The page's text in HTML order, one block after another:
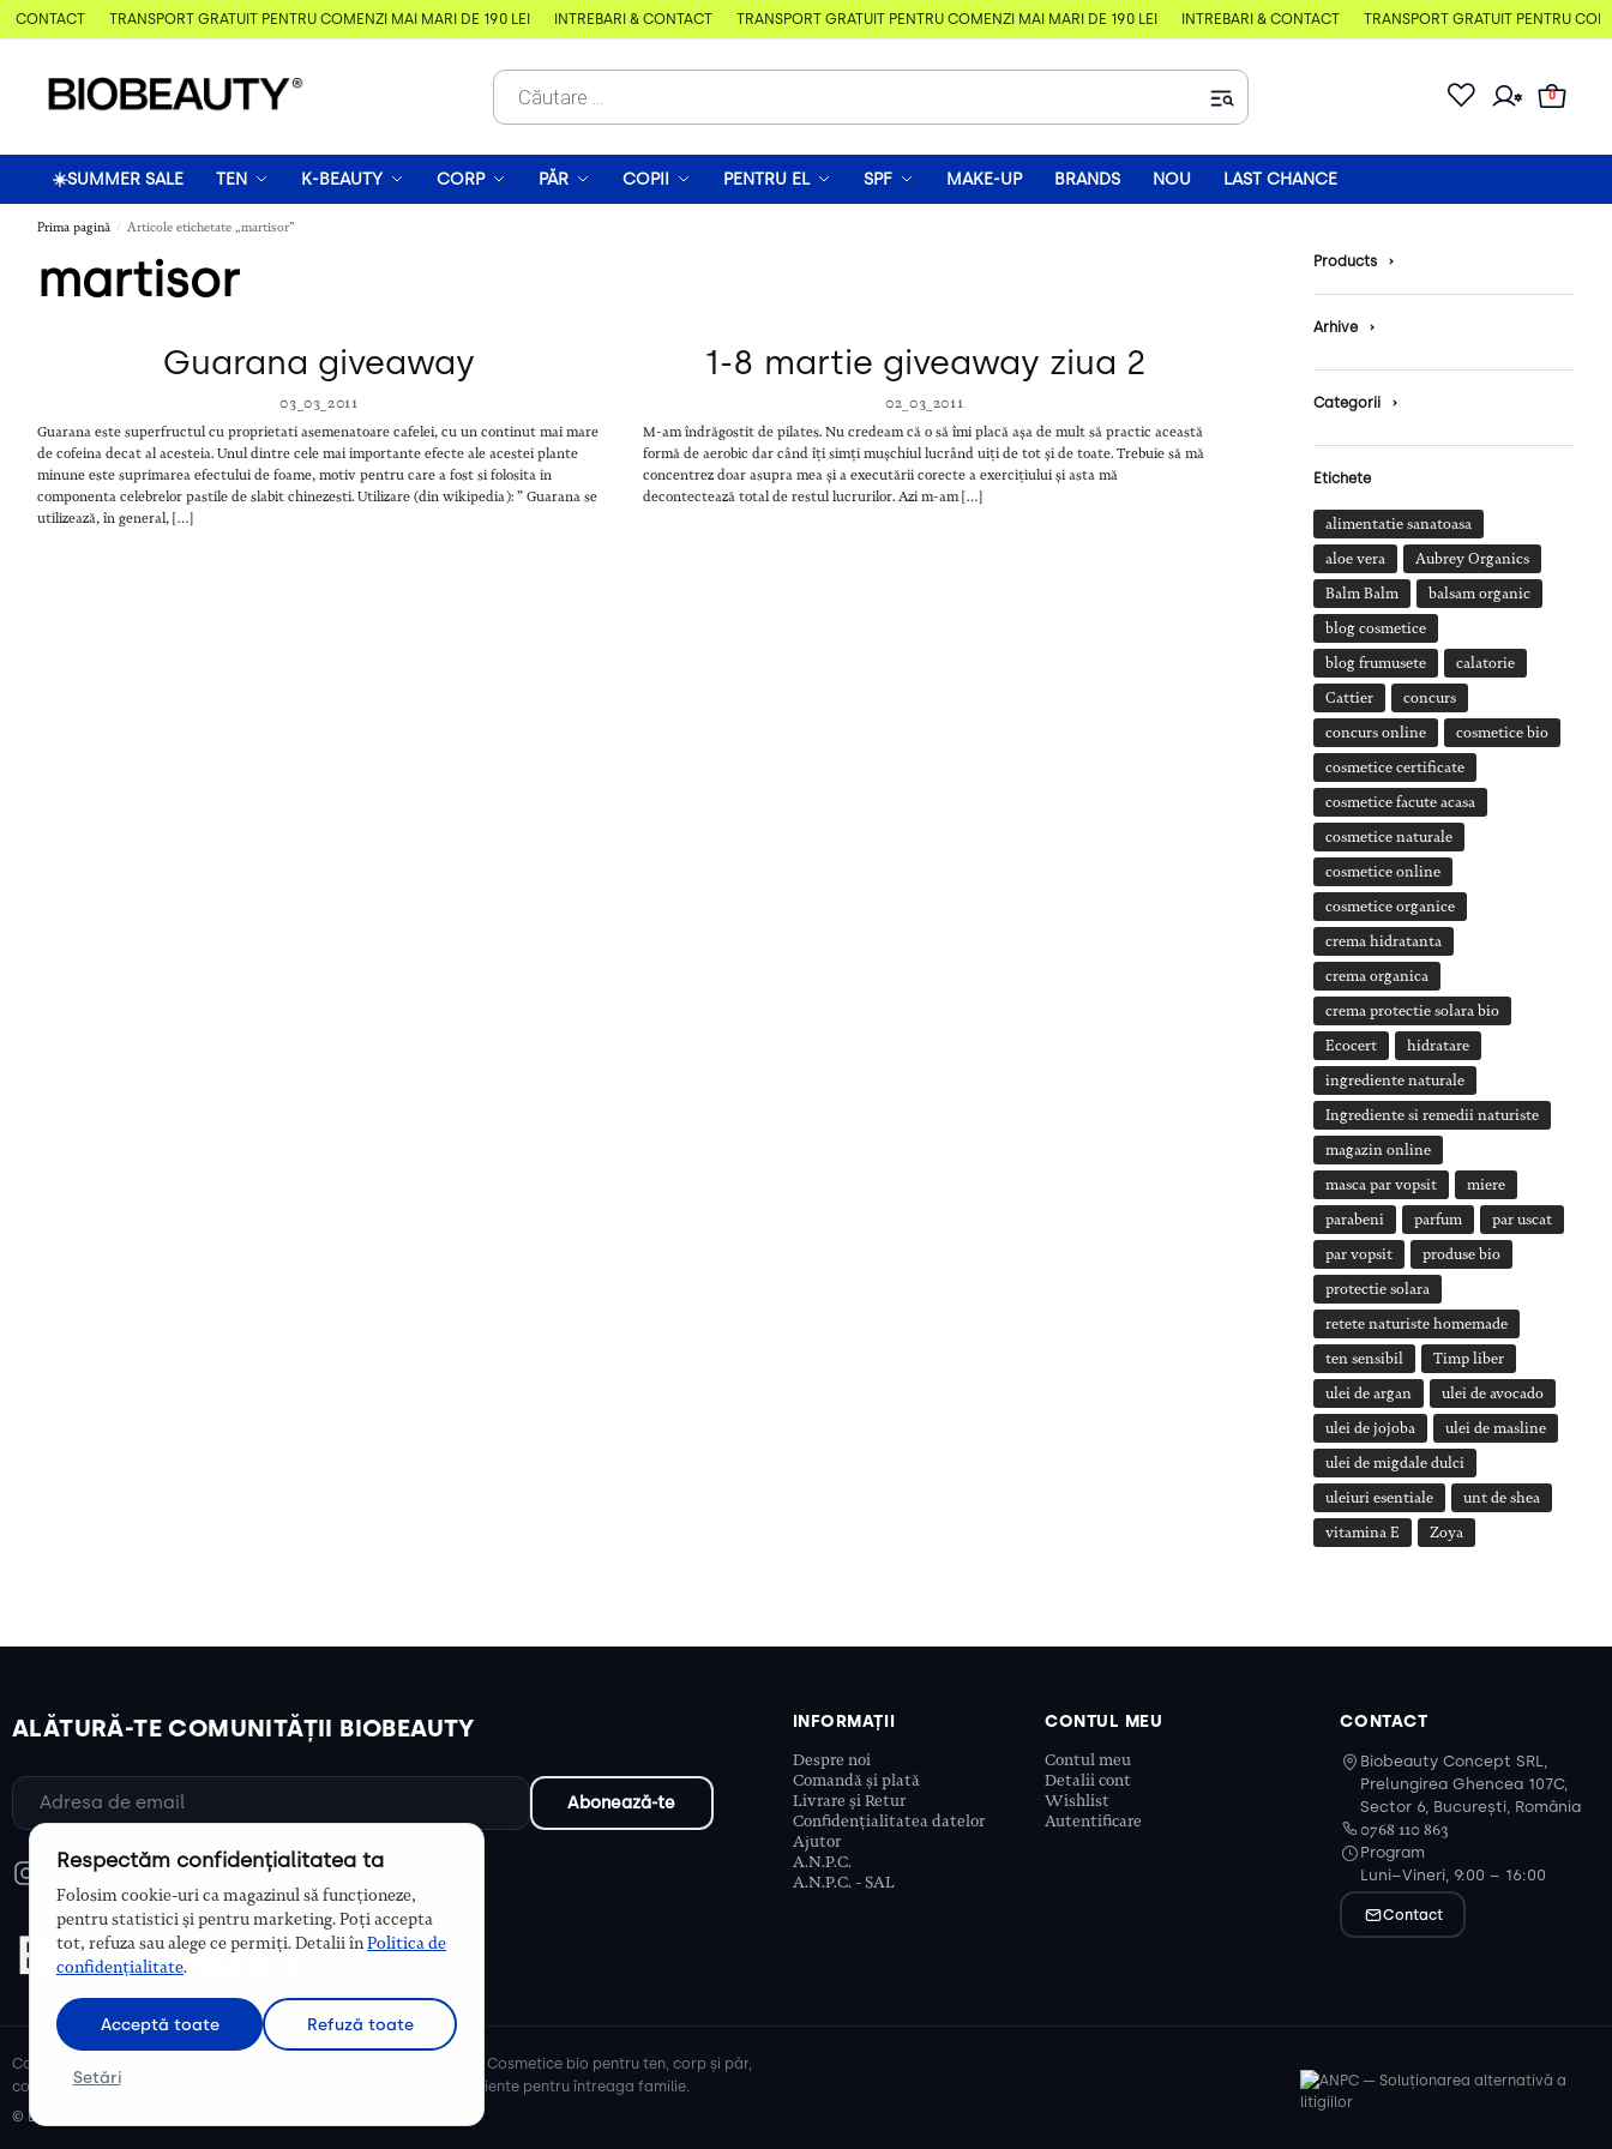
CONTACT TRANSPORT GRATUIT PENTRU COMENZI MAI MARI DE 190 LEI ÎNTREBĂRI & CONTACT TRANSPORT GRATUIT PENTRU COMENZI MAI MARI DE 190 LEI ÎNTREBĂRI & CONTACT TRANSPORT GRATUIT PENTRU
0
☀️SUMMER SALE TEN K-BEAUTY CORP PĂR COPII PENTRU EL SPF MAKE-UP BRANDS NOU LAST CHANCE
Prima pagină / Articole etichetate „martisor”
martisor
Guarana giveaway
03_03_2011
Guarana este superfructul cu proprietati asemenatoare cafelei, cu un continut mai mare
de cofeina decat al acesteia. Unul dintre cele mai importante efecte ale acestei plante
minune este suprimarea efectului de foame, motiv pentru care a fost si folosita in
componenta celebrelor pastile de slabit chinezesti. Utilizare (din wikipedia): ” Guarana se
utilizează, în general, […]
1-8 martie giveaway ziua 2
02_03_2011
M-am îndrăgostit de pilates. Nu credeam că o să îmi placă așa de mult să practic această
formă de aerobic dar când îți simți mușchiul lucrând uiți de tot și de toate. Trebuie să mă
concentrez doar asupra mea și a executării corecte a exercițiului și asta mă
decontectează total de restul lucrurilor. Azi m-am […]
Products ›
Arhive ›
Categorii ›
Etichete
alimentatie sanatoasa
aloe vera Aubrey Organics
Balm Balm balsam organic
blog cosmetice
blog frumusete calatorie
Cattier concurs
concurs online cosmetice bio
cosmetice certificate
cosmetice facute acasa
cosmetice naturale
cosmetice online
cosmetice organice
crema hidratanta
crema organica
crema protectie solara bio
Ecocert hidratare
ingrediente naturale
Ingrediente si remedii naturiste
magazin online
masca par vopsit miere
parabeni parfum par uscat
par vopsit produse bio
protectie solara
retete naturiste homemade
ten sensibil Timp liber
ulei de argan ulei de avocado
ulei de jojoba ulei de masline
ulei de migdale dulci
uleiuri esentiale unt de shea
vitamina E Zoya
ALĂTURĂ-TE COMUNITĂȚII BIOBEAUTY INFORMAȚII
Despre noi
Comandă și plată
Livrare și Retur
Confidențialitatea datelor
Ajutor
A.N.P.C.
A.N.P.C. - SAL
CONTUL MEU
Contul meu
Detalii cont
Wishlist
Autentificare
CONTACT
Biobeauty Concept SRL,
Prelungirea Ghencea 107C,
Sector 6, București, România
0768 110 863
Program
Luni–Vineri, 9:00 – 16:00
Contact
Cosmetice bio și naturale, ulei de argan, ulei de cocos, unt de shea. Cosmetice bio pentru ten, corp și păr,
cosmetice naturale pentru mămici și copii, cosmetice organice eficiente pentru întreaga familie.
© Biobeauty 2026. Toate drepturile rezervate.
Respectăm confidențialitatea ta
Folosim cookie-uri ca magazinul să funcționeze,
pentru statistici și pentru marketing. Poți accepta
tot, refuza sau alege ce permiți. Detalii înPolitica de
confidențialitate.
Acceptă toate Refuză toate
Setări